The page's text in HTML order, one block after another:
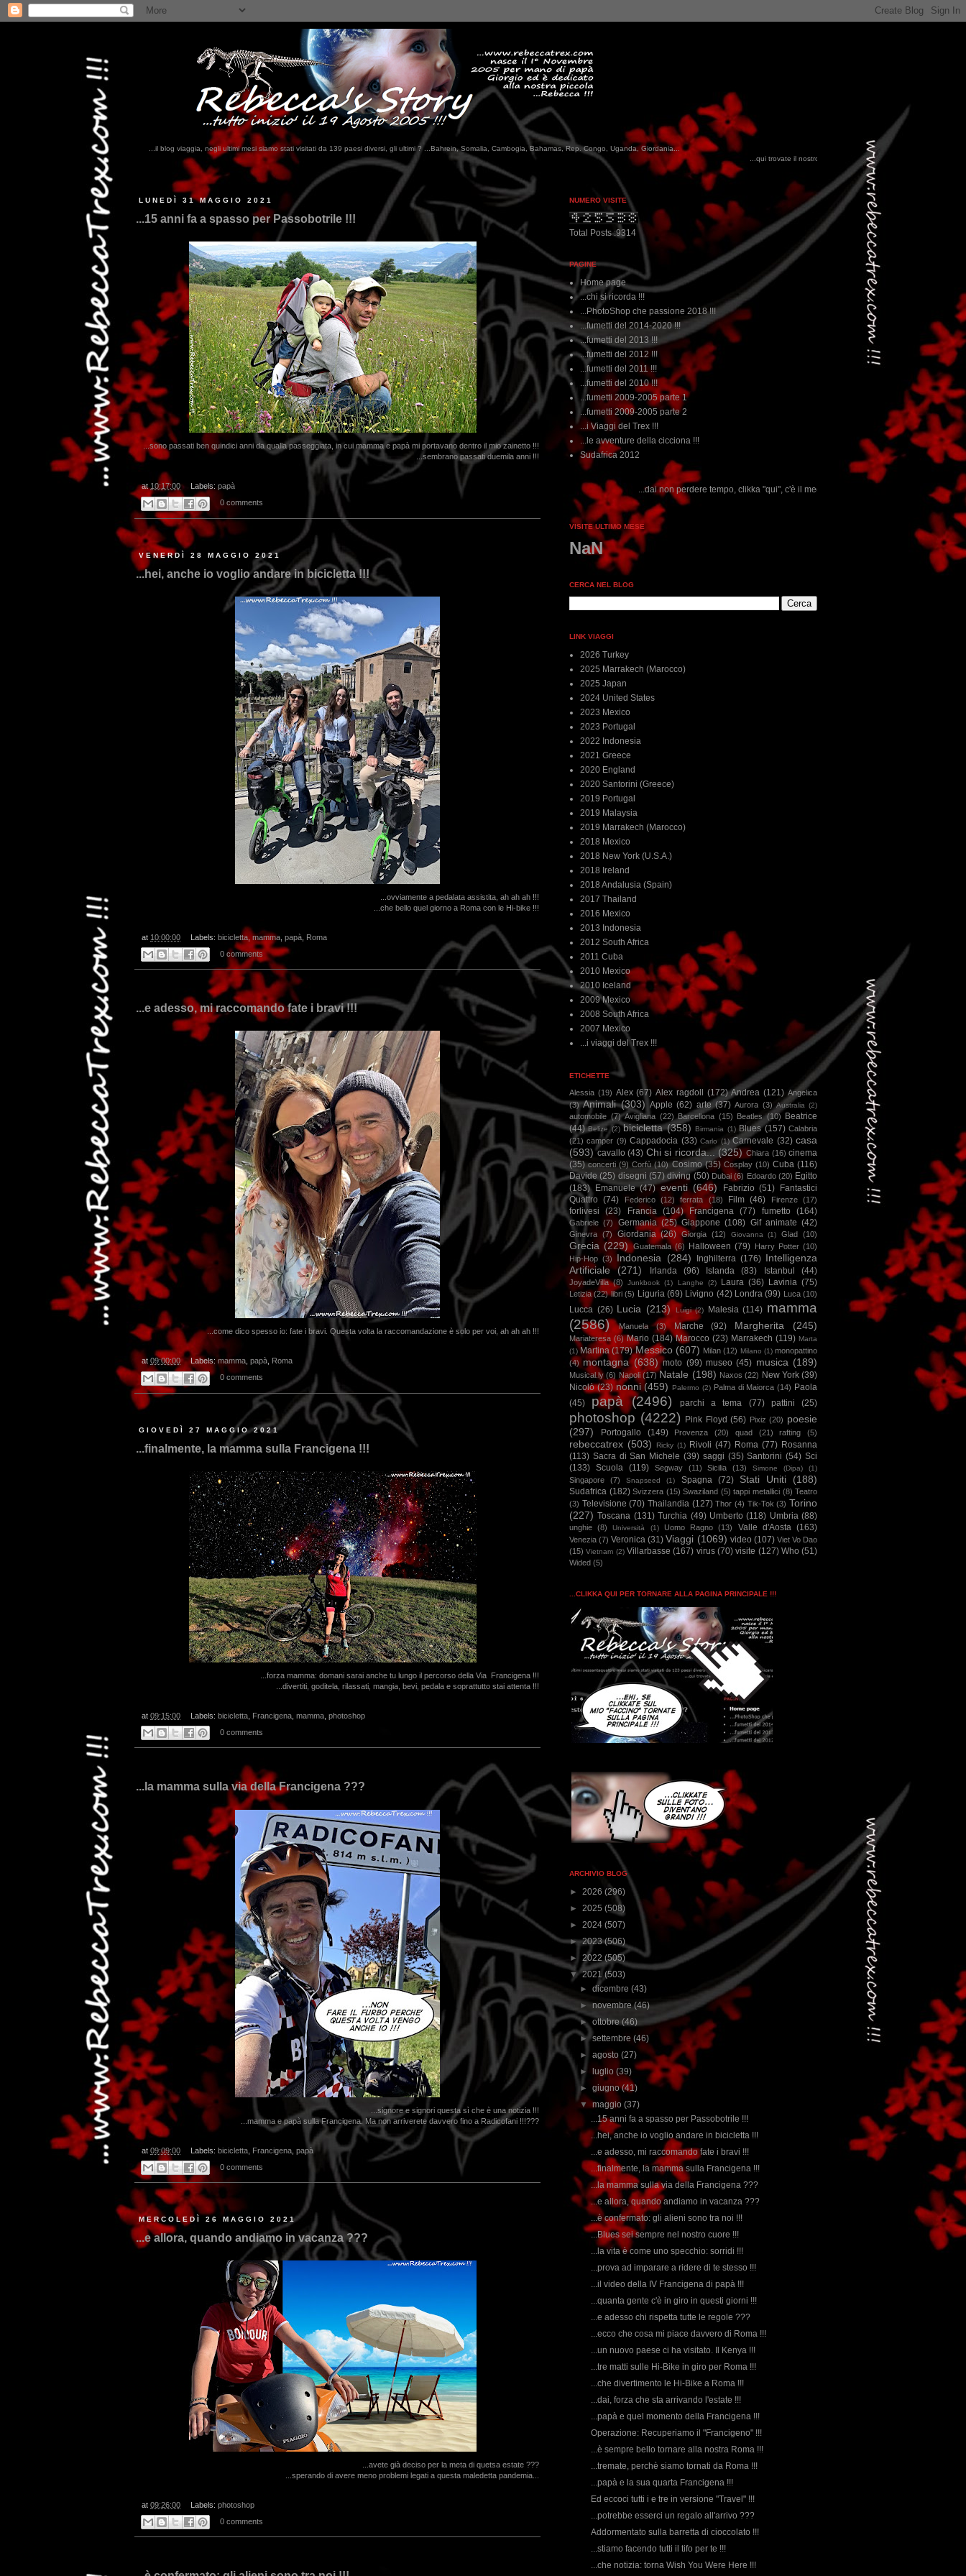
...il blog viaggia, negli ultimi mesi siamo stati visitati da 139 paesi diversi, gli ultimi ? ...Bahrein, Somalia, Cambogia, Bahamas, Rep. Congo, Uganda, Giordania...
...qui trovate il nostro viaggio in MESSICO 2023... clikka qui !!!
LUNEDÌ 31 MAGGIO 2021
...15 anni fa a spasso per Passobotrile !!!
...sono passati ben quindici anni da qualla passeggiata, in cui mamma e papà mi portavano dentro il mio zainetto !!!
...sembrano passati duemila anni !!!
at10:17:00 Labels: papà
0 comments
VENERDÌ 28 MAGGIO 2021
...hei, anche io voglio andare in bicicletta !!!
...ovviamente a pedalata assistita, ah ah ah !!!
...che bello quel giorno a Roma con le Hi-bike !!!
at 10:00:00 Labels: bicicletta,mamma, papà, Roma
0 comments
...e adesso, mi raccomando fate i bravi !!!
...come dico spesso io: fate i bravi. Questa volta la raccomandazione è solo per voi, ah ah ah !!!
at 09:00:00 Labels: mamma, papà,
Roma
0 comments
GIOVEDÌ 27 MAGGIO 2021
...finalmente, la mamma sulla Francigena !!!
...forza mamma: domani sarai anche tu lungo il percorso della Via Francigena !!!
...divertiti, goditela, rilassati, mangia, bevi, pedala e soprattutto stai attenta !!!
at 09:15:00 Labels: bicicletta, Francigena, mamma, photoshop
0 comments
...la mamma sulla via della Francigena ???
...signore e signori questa sì che è una notizia !!!
...mamma e papà sulla Francigena. Ma non arriverete davvero fino a Radicofani !!!???
at 09:09:00 Labels: bicicletta, Francigena, papà
0 comments
MERCOLEDÌ 26 MAGGIO 2021
...e allora, quando andiamo in vacanza ???
...avete già deciso per la meta di quetsa estate ???
...sperando di avere meno problemi legati a questa maledetta pandemia...
at 09:26:00 Labels: photoshop
0 comments
NUMERO VISITE
Total Posts :9314
PAGINE
Home page
...chi si ricorda !!!
...PhotoShop che passione 2018 !!!
...fumetti del 2014-2020 !!!
...fumetti del 2013 !!!
...fumetti del 2012 !!!
...fumetti del 2011 !!!
...fumetti del 2010 !!!
...fumetti 2009-2005 parte 1
...fumetti 2009-2005 parte 2
...i Viaggi del Trex !!!
...le avventure della cicciona !!!
Sudafrica 2012
...dai non perdere tempo, clikka "qui", c'è il meglio del www.rebeccatrex.com
VISITE ULTIMO MESE
NaN
CERCA NEL BLOG
LINK VIAGGI
2026 Turkey
2025 Marrakech (Marocco)
2025 Japan
2024 United States
2023 Mexico
2023 Portugal
2022 Indonesia
2021 Greece
2020 England
2020 Santorini (Greece)
2019 Portugal
2019 Malaysia
2019 Marrakech (Marocco)
2018 Mexico
2018 New York (U.S.A.)
2018 Ireland
2018 Andalusia (Spain)
2017 Thailand
2016 Mexico
2013 Indonesia
2012 South Africa
2011 Cuba
2010 Mexico
2010 Iceland
2009 Mexico
2008 South Africa
2007 Mexico
...i viaggi del Trex !!!
ETICHETTE
Alessia (19) Alex (67) Alex ragdoll (172) Andrea (121) Angelica
(3) Animali (303) Apple (62) arte (37) Aurora (3) Australia (2)
automobile (7) Avigliana (22) Barcellona (15) Beatles (10)
Beatrice
(44) Belize (2) bicicletta (358) Birmania (1) Blues (157) Calabria
(21) camper (9) Cappadocia (33) Carlo (1) Carnevale (32) casa
(593) cavallo (43) Chi si ricorda... (325) Chiara (16) cinema
(35) concerti (9) Corfù (10) Cosimo (35) Cosplay (10) Cuba (116)
Davide (25) disegni (57) diving (50) Dubai (6) Edoardo (20) Egitto
(183)
Emanuele (47) eventi (646) Fabrizio (51)
Fantastici
Quattro (74) Federico (12) ferrata (18) Film (46) Firenze (17)
forlivesi (23) Francia (104) Francigena (77) fumetto (164)
Gabriele (7) Germania (25) Giappone (108) Gif animate (42)
Ginevra (7) Giordania (26) Giorgia (12) Giovanna (1) Glad (10)
Grecia (229) Guatemala (6) Halloween (79) Harry Potter (10)
Hip-Hop (3) Indonesia (284) Inghilterra (176) Intelligenza
Artificiale
(271) Irlanda (96) Islanda (83) Istanbul (44)
JoyadeVilla (8) Junkbook (1) Langhe (2) Laura (36) Lavinia (75)
Letizia (22) libri (5) Liguria (69) Livigno (42) Londra (99) Luca (10)
Lucca (26) Lucia (213) Luigi (2) Malesia (114) mamma
(2586)
Manuela (3) Marche (92) Margherita (245)
Mariateresa (6) Mario (184) Marocco (23) Marrakech (119) Marta
(1) Martina (179) Messico (607) Milan (12) Milano (1) monopattino
(4) montagna (638) moto (99) museo (45) musica (189)
Musical.ly (6) Napoli (17) Natale (198) Naxos (22) New York (39)
Nicolò (23) nonni (459) Palermo (2) Palma di Maiorca (14) Paola
(45)
papà (2496) parchi a tema (77) pattini (25)
photoshop (4222) Pink Floyd (56) Pixiz (20) poesie
(297)
Portogallo (149) Provenza (20) quad (21) rafting (5)
rebeccatrex (503) Ricky (1) Rivoli (47) Roma (77) Rosanna
(113) Sacra di San Michele (39) saggi (35) Santorini (54) Sci
(133) Scuola (119) Segway (11) Sicilia (13) Simone (Dipa) (1)
Singapore (7) Snapseed (1) Spagna (72) Stati Uniti (188)
Sudafrica (182) Svizzera (15) Swaziland (5) tappi metallici (8) Teatro
(3) Televisione (70) Thailandia (127) Thor (4) Tik-Tok (3) Torino
(227) Toscana (131) Turchia (49) Umberto (118) Umbria (88)
unghie (8) Università (1) Uomo Ragno (13) Valle d'Aosta (163)
Venezia (7) Veronica (31) Viaggi (1069) video (107) Viet Vo Dao
(15) Vietnam (2) Villarbasse (167) virus (70) visite (127) Who (51)
Wided (5)
...CLIKKA QUI PER TORNARE ALLA PAGINA PRINCIPALE !!!
ARCHIVIO BLOG
► 2026 (296)
► 2025 (508)
► 2024 (507)
►2023(506)
► 2022(505)
▼2021(503)
►dicembre(43)
►novembre(46)
►ottobre(46)
►settembre(46)
►agosto(27)
►
luglio(39)
►giugno(41)
▼maggio(37)
...15 anni fa a spasso per Passobotrile !!!
...hei, anche io voglio andare in bicicletta !!!
...e adesso, mi raccomando fate i bravi !!!
...finalmente, la mamma sulla Francigena !!!
...la mamma sulla via della Francigena ???
...e allora, quando andiamo in vacanza ???
...è confermato: gli alieni sono tra noi !!!
...Blues sei sempre nel nostro cuore !!!
...la vita è come uno specchio: sorridi !!!
...prova ad imparare a ridere di te stesso !!!
...il video della IV Francigena di papà !!!
...quanta gente c'è in giro in questi giorni !!!
...e adesso chi rispetta tutte le regole ???
...ecco che cosa mi piace davvero di Roma !!!
...un nuovo paese ci ha visitato. Il Kenya !!!
...tre matti sulle Hi-Bike in giro per Roma !!!
...che divertimento le Hi-Bike a Roma !!!
...dai, forza che sta arrivando l'estate !!!
...papà e quel momento della Francigena !!!
Operazione: Recuperiamo il "Francigeno" !!!
...è sempre bello tornare alla nostra Roma !!!
...tremate, perchè siamo tornati da Roma !!!
...papà e la sua quarta Francigena !!!
Ed eccoci tutti i e tre in versione "Travel" !!!
...potrebbe esserci un regalo all'arrivo ???
Addormentato sulla barretta di cioccolato !!!
...stiamo facendo tutti il tifo per te !!!
...che notizia: torna Wish You Were Here !!!